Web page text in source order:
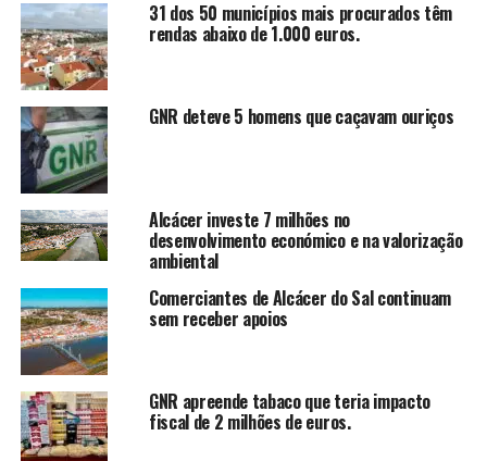
31 dos 50 municípios mais procurados têm
rendas abaixo de 1.000 euros.
GNR deteve 5 homens que caçavam ouriços
Alcácer investe 7 milhões no
desenvolvimento económico e na valorização
ambiental
Comerciantes de Alcácer do Sal continuam
sem receber apoios
GNR apreende tabaco que teria impacto
fiscal de 2 milhões de euros.